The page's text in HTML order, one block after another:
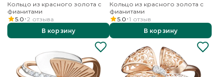
Кольцо из красного золота с
фианитами
5.0 2 отзыва
В корзину
Кольцо из красного золота с
фианитами
5.0 1 отзыв
В корзину